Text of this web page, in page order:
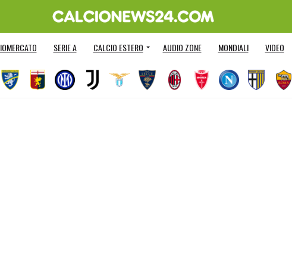
SERIE A CALCIO ESTERO AUDIO ZONE MONDIALI VIDEO